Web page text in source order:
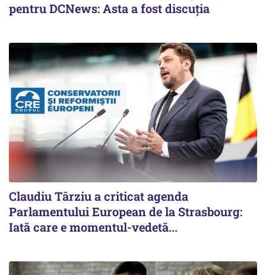
pentru DCNews: Asta a fost discuția
Claudiu Târziu a criticat agenda
Parlamentului European de la Strasbourg:
Iată care e momentul-vedetă...